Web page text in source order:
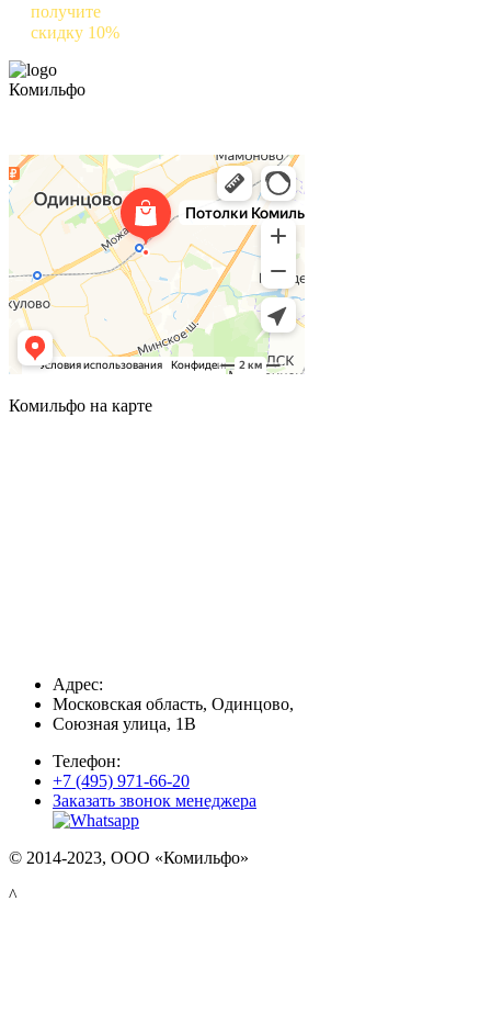
получите
скидку 10%
Комильфо
Комильфо на карте
Адрес:
Московская область, Одинцово,
Союзная улица, 1В
Телефон:
+7 (495) 971-66-20
Заказать звонок менеджера
© 2014-2023, ООО «Комильфо»
^